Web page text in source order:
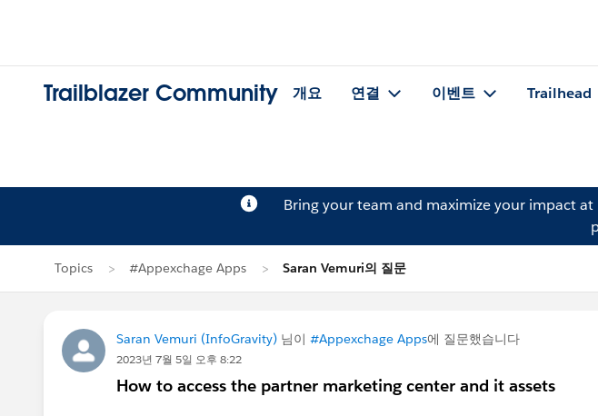
Trailblazer Community 개요 연결 이벤트 Trailhead
Bring your team and maximize your impact at
Topics #Appexchage Apps Saran Vemuri의 질문
Saran Vemuri (InfoGravity) 님이 #Appexchage Apps에 질문했습니다
2023년 7월 5일 오후 8:22
How to access the partner marketing center and it assets